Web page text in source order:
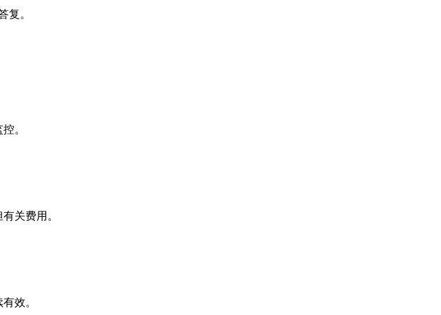
复。
。
关费用。
效。